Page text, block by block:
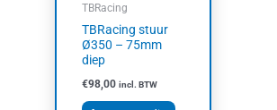
TBRacing
TBRacing stuur
Ø350 – 75mm
diep
€98,00 incl. BTW